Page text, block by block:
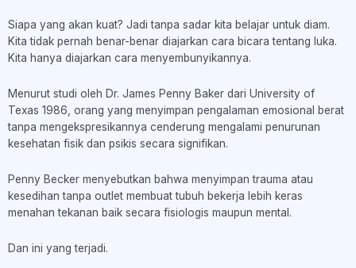
Siapa yang akan kuat? Jadi tanpa sadar kita belajar untuk diam.
Kita tidak pernah benar-benar diajarkan cara bicara tentang luka.
Kita hanya diajarkan cara menyembunyikannya.
Menurut studi oleh Dr. James Penny Baker dari University of
Texas 1986, orang yang menyimpan pengalaman emosional berat
tanpa mengekspresikannya cenderung mengalami penurunan
kesehatan fisik dan psikis secara signifikan.
Penny Becker menyebutkan bahwa menyimpan trauma atau
kesedihan tanpa outlet membuat tubuh bekerja lebih keras
menahan tekanan baik secara fisiologis maupun mental.
Dan ini yang terjadi.